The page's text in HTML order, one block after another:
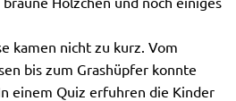
kamen nicht zu kurz. Vom
bis zum Grashüpfer konnte
einem Quiz erfuhren die Kinder